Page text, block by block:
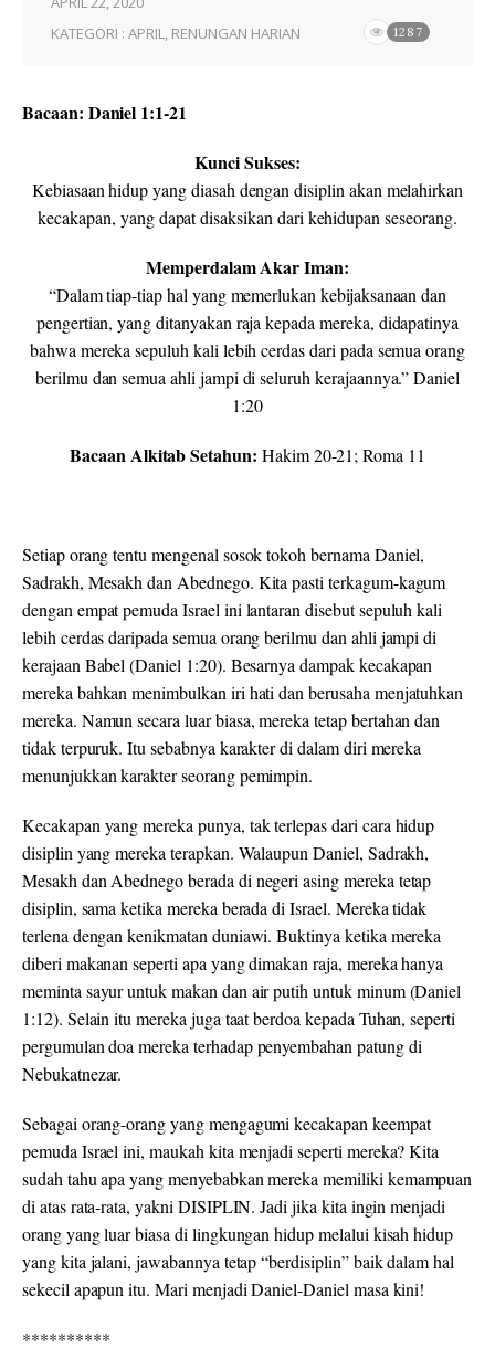
KATEGORI : APRIL, RENUNGAN HARIAN 1287
Bacaan: Daniel 1:1-21
Kunci Sukses:
Kebiasaan hidup yang diasah dengan disiplin akan melahirkan
kecakapan, yang dapat disaksikan dari kehidupan seseorang.
Memperdalam Akar Iman:
“Dalam tiap-tiap hal yang memerlukan kebijaksanaan dan
pengertian, yang ditanyakan raja kepada mereka, didapatinya
bahwa mereka sepuluh kali lebih cerdas dari pada semua orang
berilmu dan semua ahli jampi di seluruh kerajaannya.” Daniel
1:20
Bacaan Alkitab Setahun: Hakim 20-21; Roma 11
Setiap orang tentu mengenal sosok tokoh bernama Daniel,
Sadrakh, Mesakh dan Abednego. Kita pasti terkagum-kagum
dengan empat pemuda Israel ini lantaran disebut sepuluh kali
lebih cerdas daripada semua orang berilmu dan ahli jampi di
kerajaan Babel (Daniel 1:20). Besarnya dampak kecakapan
mereka bahkan menimbulkan iri hati dan berusaha menjatuhkan
mereka. Namun secara luar biasa, mereka tetap bertahan dan
tidak terpuruk. Itu sebabnya karakter di dalam diri mereka
menunjukkan karakter seorang pemimpin.
Kecakapan yang mereka punya, tak terlepas dari cara hidup
disiplin yang mereka terapkan. Walaupun Daniel, Sadrakh,
Mesakh dan Abednego berada di negeri asing mereka tetap
disiplin, sama ketika mereka berada di Israel. Mereka tidak
terlena dengan kenikmatan duniawi. Buktinya ketika mereka
diberi makanan seperti apa yang dimakan raja, mereka hanya
meminta sayur untuk makan dan air putih untuk minum (Daniel
1:12). Selain itu mereka juga taat berdoa kepada Tuhan, seperti
pergumulan doa mereka terhadap penyembahan patung di
Nebukatnezar.
Sebagai orang-orang yang mengagumi kecakapan keempat
pemuda Israel ini, maukah kita menjadi seperti mereka? Kita
sudah tahu apa yang menyebabkan mereka memiliki kemampuan
di atas rata-rata, yakni DISIPLIN. Jadi jika kita ingin menjadi
orang yang luar biasa di lingkungan hidup melalui kisah hidup
yang kita jalani, jawabannya tetap “berdisiplin” baik dalam hal
sekecil apapun itu. Mari menjadi Daniel-Daniel masa kini!
**********